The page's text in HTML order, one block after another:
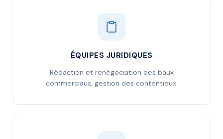
ÉQUIPES JURIDIQUES
Rédaction et renégociation des baux
commerciaux, gestion des contentieux.